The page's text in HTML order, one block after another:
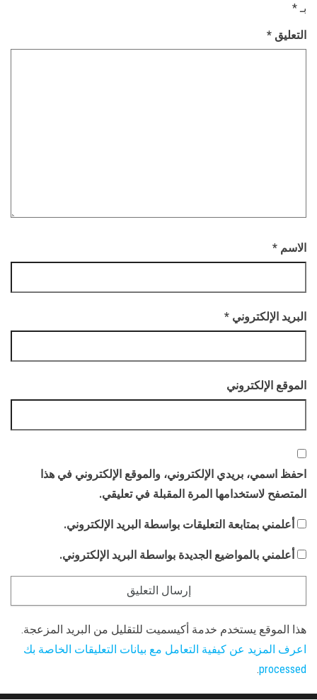
بـ *
التعليق *
الاسم *
البريد الإلكتروني *
الموقع الإلكتروني
احفظ اسمي، بريدي الإلكتروني، والموقع الإلكتروني في هذا
المتصفح لاستخدامها المرة المقبلة في تعليقي.
أعلمني بمتابعة التعليقات بواسطة البريد الإلكتروني.
أعلمني بالمواضيع الجديدة بواسطة البريد الإلكتروني.
هذا الموقع يستخدم خدمة أكيسميت للتقليل من البريد المزعجة.
اعرف المزيد عن كيفية التعامل مع بيانات التعليقات الخاصة بك
processed
.